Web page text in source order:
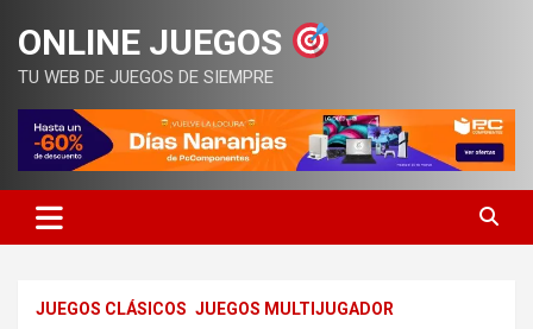
contenido
ONLINE JUEGOS
TU WEB DE JUEGOS DE SIEMPRE
JUEGOS CLÁSICOS JUEGOS MULTIJUGADOR